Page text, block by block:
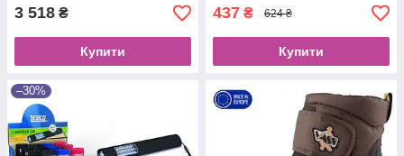
3 518 ₴
Купити
437 ₴ 624 ₴
Купити
–30%